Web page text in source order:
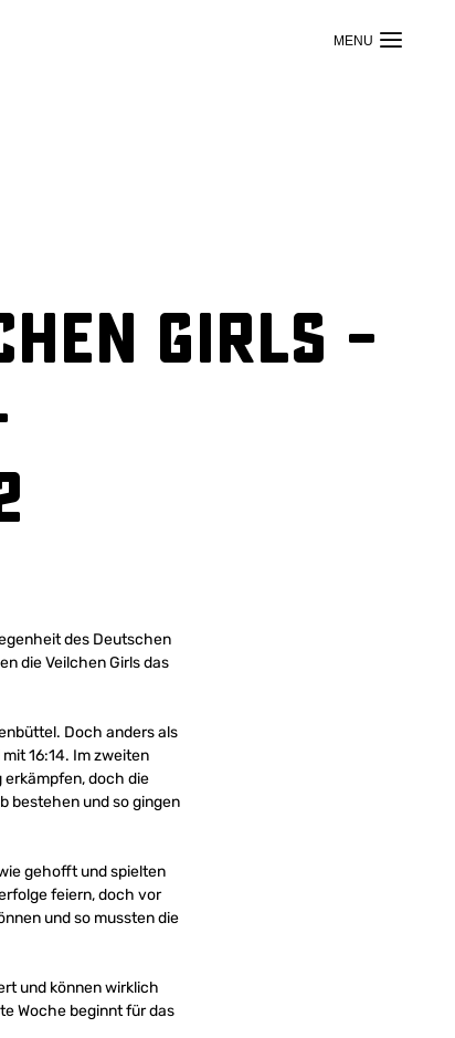
Girls –
des Deutschen
die Veilchen Girls das
Doch anders als
16:14. Im zweiten
doch die
bestehen und so gingen
gehofft und spielten
feiern, doch vor
und so mussten die
und können wirklich
Woche beginnt für das